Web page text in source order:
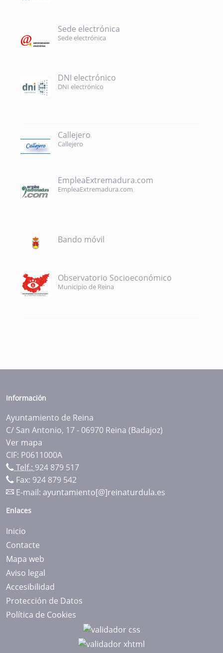
Sede electrónica
Sede electrónica
DNI electrónico
DNI electrónico
Callejero
Callejero
EmpleaExtremadura.com
EmpleaExtremadura.com
Bando móvil
Observatorio Socioeconómico
Municipio de Reina
Información
Ayuntamiento de Reina
C/ San Antonio, 17 - 06970 Reina (Badajoz)
Ver mapa
CIF: P0611000A
Telf.: 924 879 517
Fax: 924 879 542
E-mail: ayuntamiento[@]reinaturdula.es
Enlaces
Inicio
Contacte
Mapa web
Aviso legal
Accesibilidad
Protección de Datos
Política de Cookies